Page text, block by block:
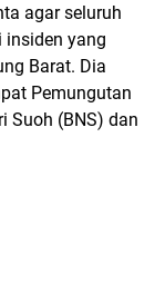
agar seluruh
insiden yang
Barat. Dia
Pemungutan
Suoh (BNS) dan